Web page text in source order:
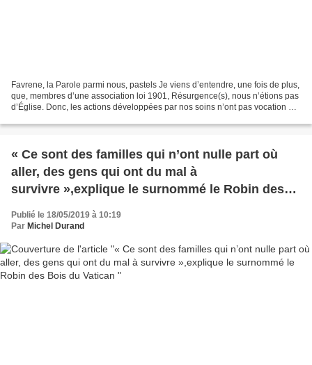
Favrene, la Parole parmi nous, pastels Je viens d’entendre, une fois de plus,
que, membres d’une association loi 1901, Résurgence(s), nous n’étions pas
d’Église. Donc, les actions développées par nos soins n’ont pas vocation à
« Ce sont des familles qui n’ont nulle part où
aller, des gens qui ont du mal à
survivre »,explique le surnommé le Robin des
Publié le 18/05/2019 à 10:19
Par Michel Durand